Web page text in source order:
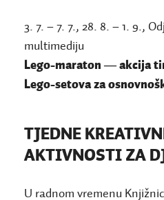
3. 7. – 7. 7., 28. 8. – 1. 9.,
multimediju
Lego-maraton―akcija
Lego-setova za
TJEDNE
AKTIVNOSTI ZA
U radnom vremenu